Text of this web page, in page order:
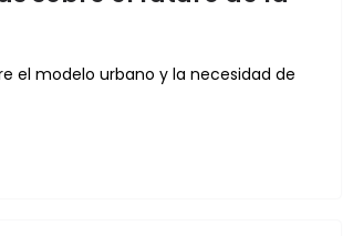
el modelo urbano y la necesidad de